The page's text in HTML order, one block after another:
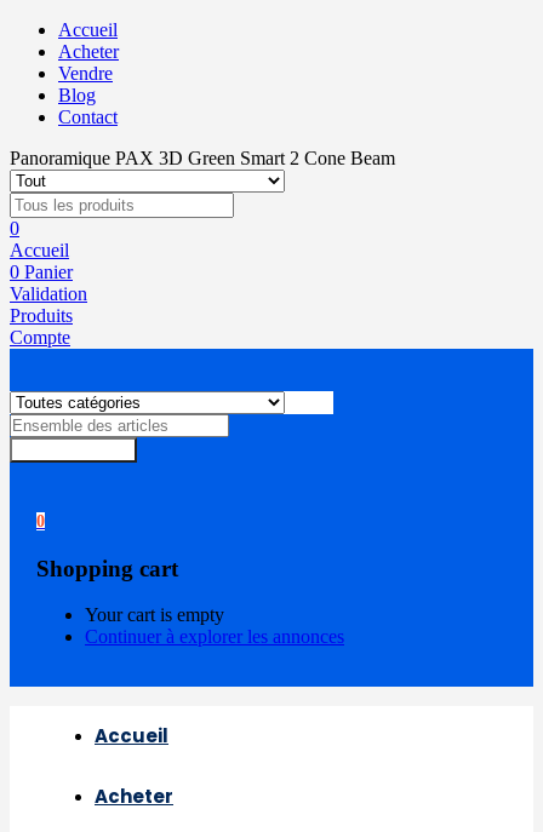
Accueil
Acheter
Vendre
Blog
Contact
Panoramique PAX 3D Green Smart 2 Cone Beam
0
Accueil
0 Panier
Validation
Produits
Compte
0
Shopping cart
Your cart is empty
Continuer à explorer les annonces
Accueil
Acheter